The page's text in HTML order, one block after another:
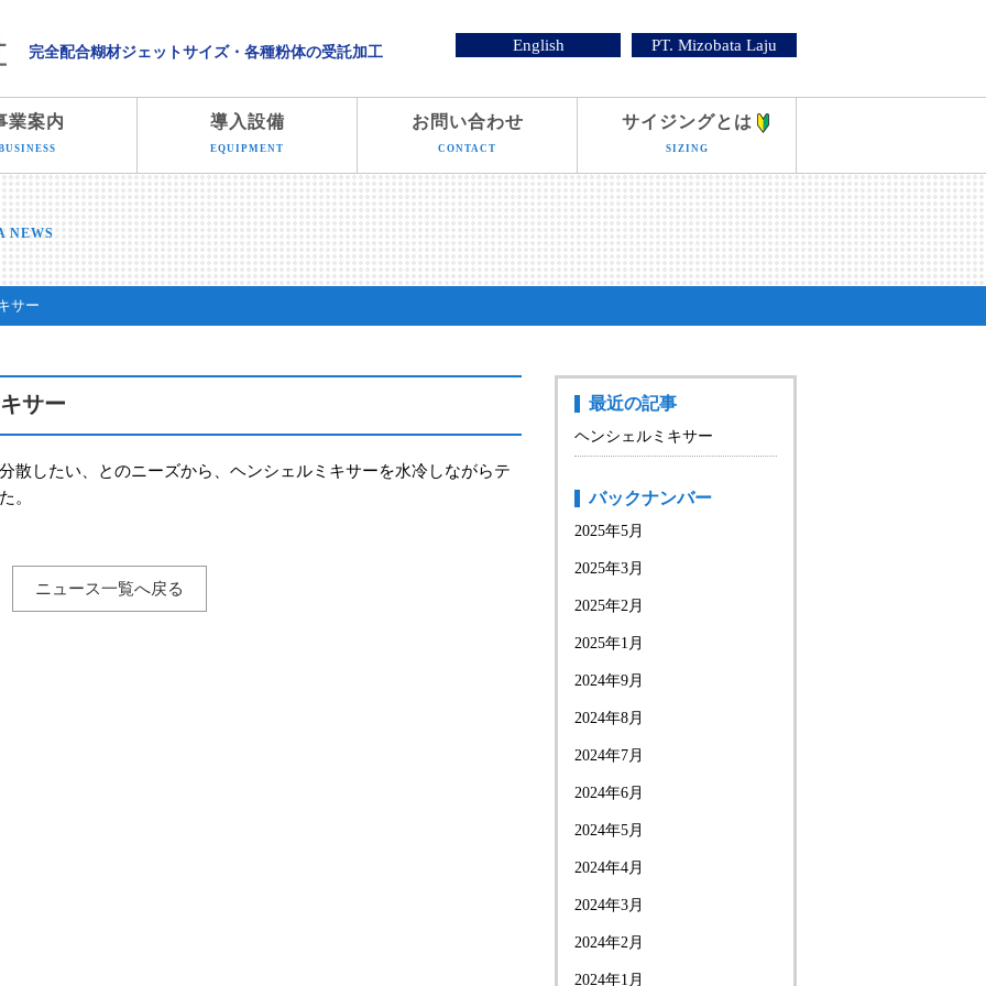
溝端化学株式会社
完全配合糊材ジェットサイズ・各種粉体の受託加工 PT. Mizobata Laju
English
業案内 導入設備
EQUIPMENT
お問い合わせ
CONTACT
サイジングとは
SIZING
NEWS
サー
サー
散したい、とのニーズから、ヘンシェルミキサーを水冷しながらテ
。
ニュース一覧へ戻る
最近の記事
ヘンシェルミキサー
バックナンバー
2025年5月
2025年3月
2025年2月
2025年1月
2024年9月
2024年8月
2024年7月
2024年6月
2024年5月
2024年4月
2024年3月
2024年2月
2024年1月